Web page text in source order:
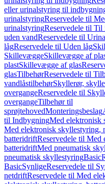
eller urinalstyring til
urinalstyringReservedele til
urinalstyringReservedele til
uden vandReservedele til
lågReservedele til Uden låg
SkillevæggeSkillevægge af
plastSkillevægge af glas
glasTilbehørReservedele til
vandlåstilbehørSkyllerør,
overgangeReservedele til
overgangeTilbehør til
sprøjtehovedMonteringsbeslag
til IndbygningMed elektronisk
Med elektronisk skyllestyring,
batteridriftReservedele til Med
batteridriftMed pneumatisk
pneumatisk skyllestyringBasic
BasicSynligeReservedele til
netdriftReservedele til Med